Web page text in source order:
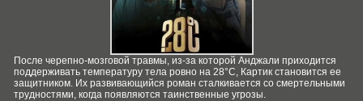
После черепно-мозговой травмы, из-за которой Анджали приходится
поддерживать температуру тела ровно на 28°C, Картик становится ее
защитником. Их развивающийся роман сталкивается со смертельными
трудностями, когда появляются таинственные угрозы.